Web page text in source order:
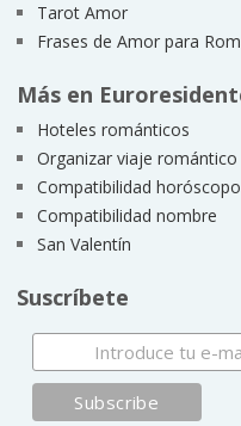
Tarot Amor
Frases de Amor para
Más en
Hoteles románticos
Organizar viaje romántico
Compatibilidad
Compatibilidad nombre
San Valentín
Suscríbete